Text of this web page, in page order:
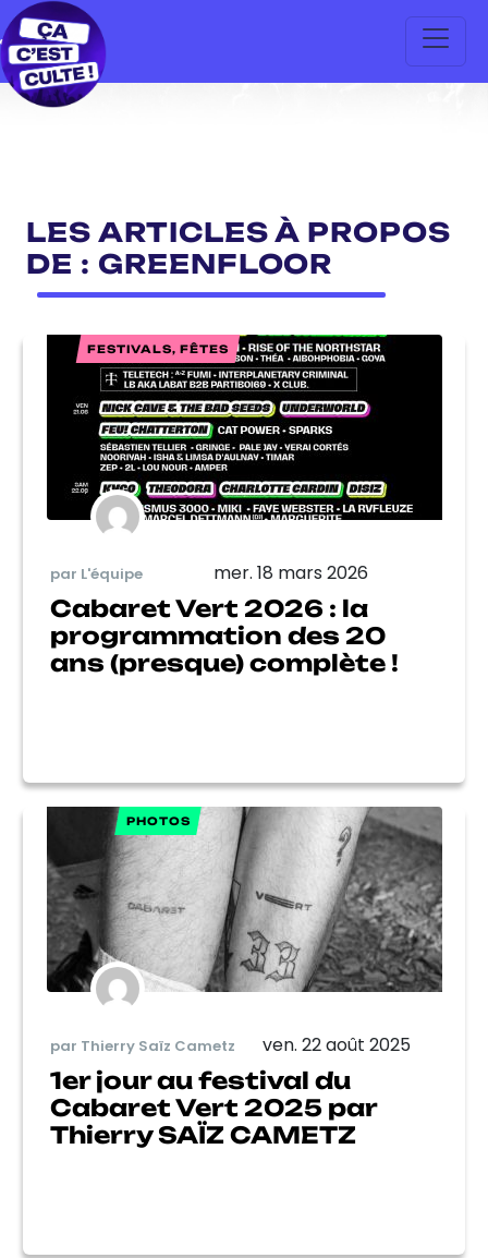
LES ARTICLES À PROPOS
DE : GREENFLOOR
FESTIVALS, FÊTES
par L'équipe mer. 18 mars 2026
Cabaret Vert 2026 : la
programmation des 20
ans (presque) complète !
PHOTOS
par Thierry Saïz Cametz ven. 22 août 2025
1er jour au festival du
Cabaret Vert 2025 par
Thierry SAÏZ CAMETZ